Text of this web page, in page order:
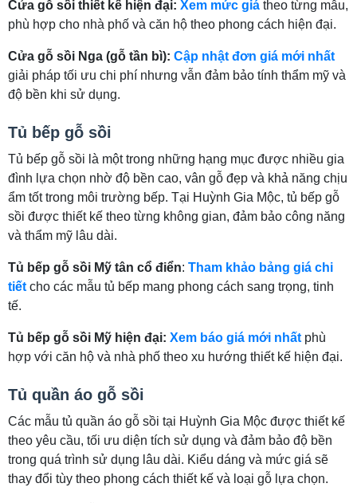
Cửa gỗ sồi thiết kế hiện đại: Xem mức giá theo từng mẫu,
phù hợp cho nhà phố và căn hộ theo phong cách hiện đại.
Cửa gỗ sồi Nga (gỗ tần bì): Cập nhật đơn giá mới nhất
giải pháp tối ưu chi phí nhưng vẫn đảm bảo tính thẩm mỹ và
độ bền khi sử dụng.
Tủ bếp gỗ sồi
Tủ bếp gỗ sồi là một trong những hạng mục được nhiều gia
đình lựa chọn nhờ độ bền cao, vân gỗ đẹp và khả năng chịu
ẩm tốt trong môi trường bếp. Tại Huỳnh Gia Mộc, tủ bếp gỗ
sồi được thiết kế theo từng không gian, đảm bảo công năng
và thẩm mỹ lâu dài.
Tủ bếp gỗ sồi Mỹ tân cổ điển: Tham khảo bảng giá chi
tiết cho các mẫu tủ bếp mang phong cách sang trọng, tinh
tế.
Tủ bếp gỗ sồi Mỹ hiện đại: Xem báo giá mới nhất phù
hợp với căn hộ và nhà phố theo xu hướng thiết kế hiện đại.
Tủ quần áo gỗ sồi
Các mẫu tủ quần áo gỗ sồi tại Huỳnh Gia Mộc được thiết kế
theo yêu cầu, tối ưu diện tích sử dụng và đảm bảo độ bền
trong quá trình sử dụng lâu dài. Kiểu dáng và mức giá sẽ
thay đổi tùy theo phong cách thiết kế và loại gỗ lựa chọn.